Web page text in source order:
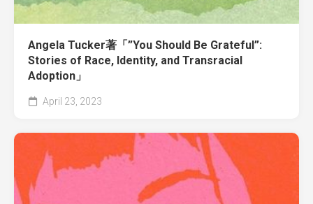
Angela Tucker著「”You Should Be Grateful”:
Stories of Race, Identity, and Transracial
Adoption」
April 23, 2023